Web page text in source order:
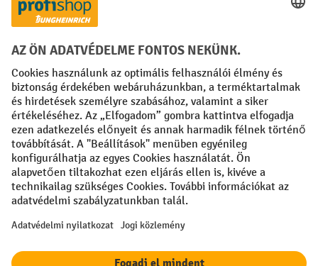
Creditcard (Master)Creditcard (Visa)
Közösségi Média
Facebook
YouTube
LinkedIn
Instagram
Impresszum ÁSZF Adatvédelmi tájékoztató
Adatvédelmi beállítások
All prices excl. VAT plus shipping costsand possible delivery charges,